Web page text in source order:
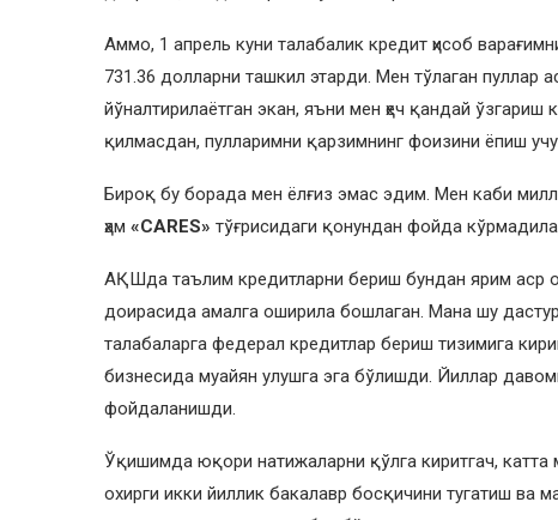
Аммо, 1 апрель куни талабалик кредит ҳисоб
731.36 долларни ташкил этарди. Мен тўлаган пуллар
йўналтирилаётган экан, яъни мен ҳеч қандай
қилмасдан, пулларимни қарзимнинг фоизини ёпиш
Бироқ бу борада мен ёлғиз эмас эдим. Мен каби
ҳам «CARES» тўғрисидаги қонундан фойда
АҚШда таълим кредитларни бериш бундан ярим аср
доирасида амалга оширила бошлаган. Мана шу
талабаларга федерал кредитлар бериш тизимига
бизнесида муайян улушга эга бўлишди. Йиллар
фойдаланишди.
Ўқишимда юқори натижаларни қўлга киритгач,
охирги икки йиллик бакалавр босқичини тугатиш ва